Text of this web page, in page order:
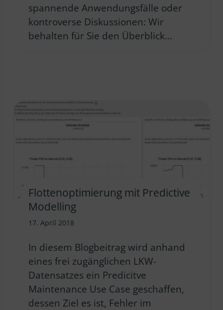
spannende Anwendungsfälle oder
kontroverse Diskussionen: Wir
behalten für Sie den Überblick…
Flottenoptimierung mit Predictive
Modelling
17. April 2018
In diesem Blogbeitrag wird anhand
eines frei zugänglichen LKW-
Datensatzes ein Predicitve
Maintenance Use Case geschaffen,
dessen Ziel es ist, Fehler im